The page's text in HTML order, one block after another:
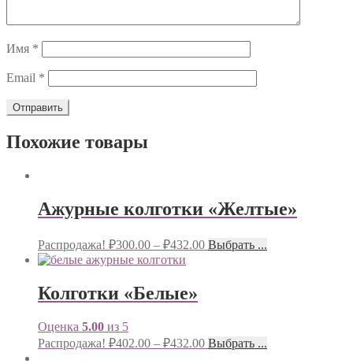
Имя *
Email *
Похожие товары
Ажурные колготки «Желтые»
Распродажа! ₽300.00 – ₽432.00 Выбрать ...
Колготки «Белые»
Оценка 5.00 из 5
Распродажа! ₽402.00 – ₽432.00 Выбрать ...